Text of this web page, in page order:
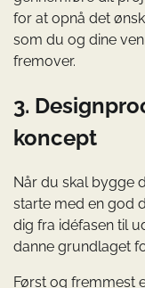
for at opnå det
som du og dine
fremover.
3.
koncept
Når du skal bygge
starte med en god
dig fra idéfasen til
danne grundlaget
Først og fremmest